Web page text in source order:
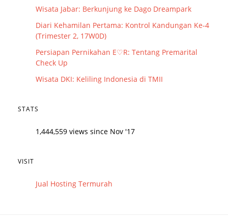
Wisata Jabar: Berkunjung ke Dago Dreampark
Diari Kehamilan Pertama: Kontrol Kandungan Ke-4
(Trimester 2, 17W0D)
Persiapan Pernikahan E♡R: Tentang Premarital
Check Up
Wisata DKI: Keliling Indonesia di TMII
STATS
1,444,559 views since Nov '17
VISIT
Jual Hosting Termurah